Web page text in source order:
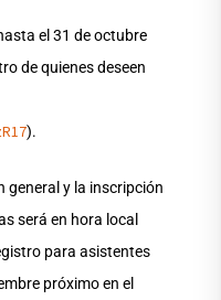
el 31 de octubre
de quienes deseen
).
general y la inscripción
será en hora local
para asistentes
próximo en el